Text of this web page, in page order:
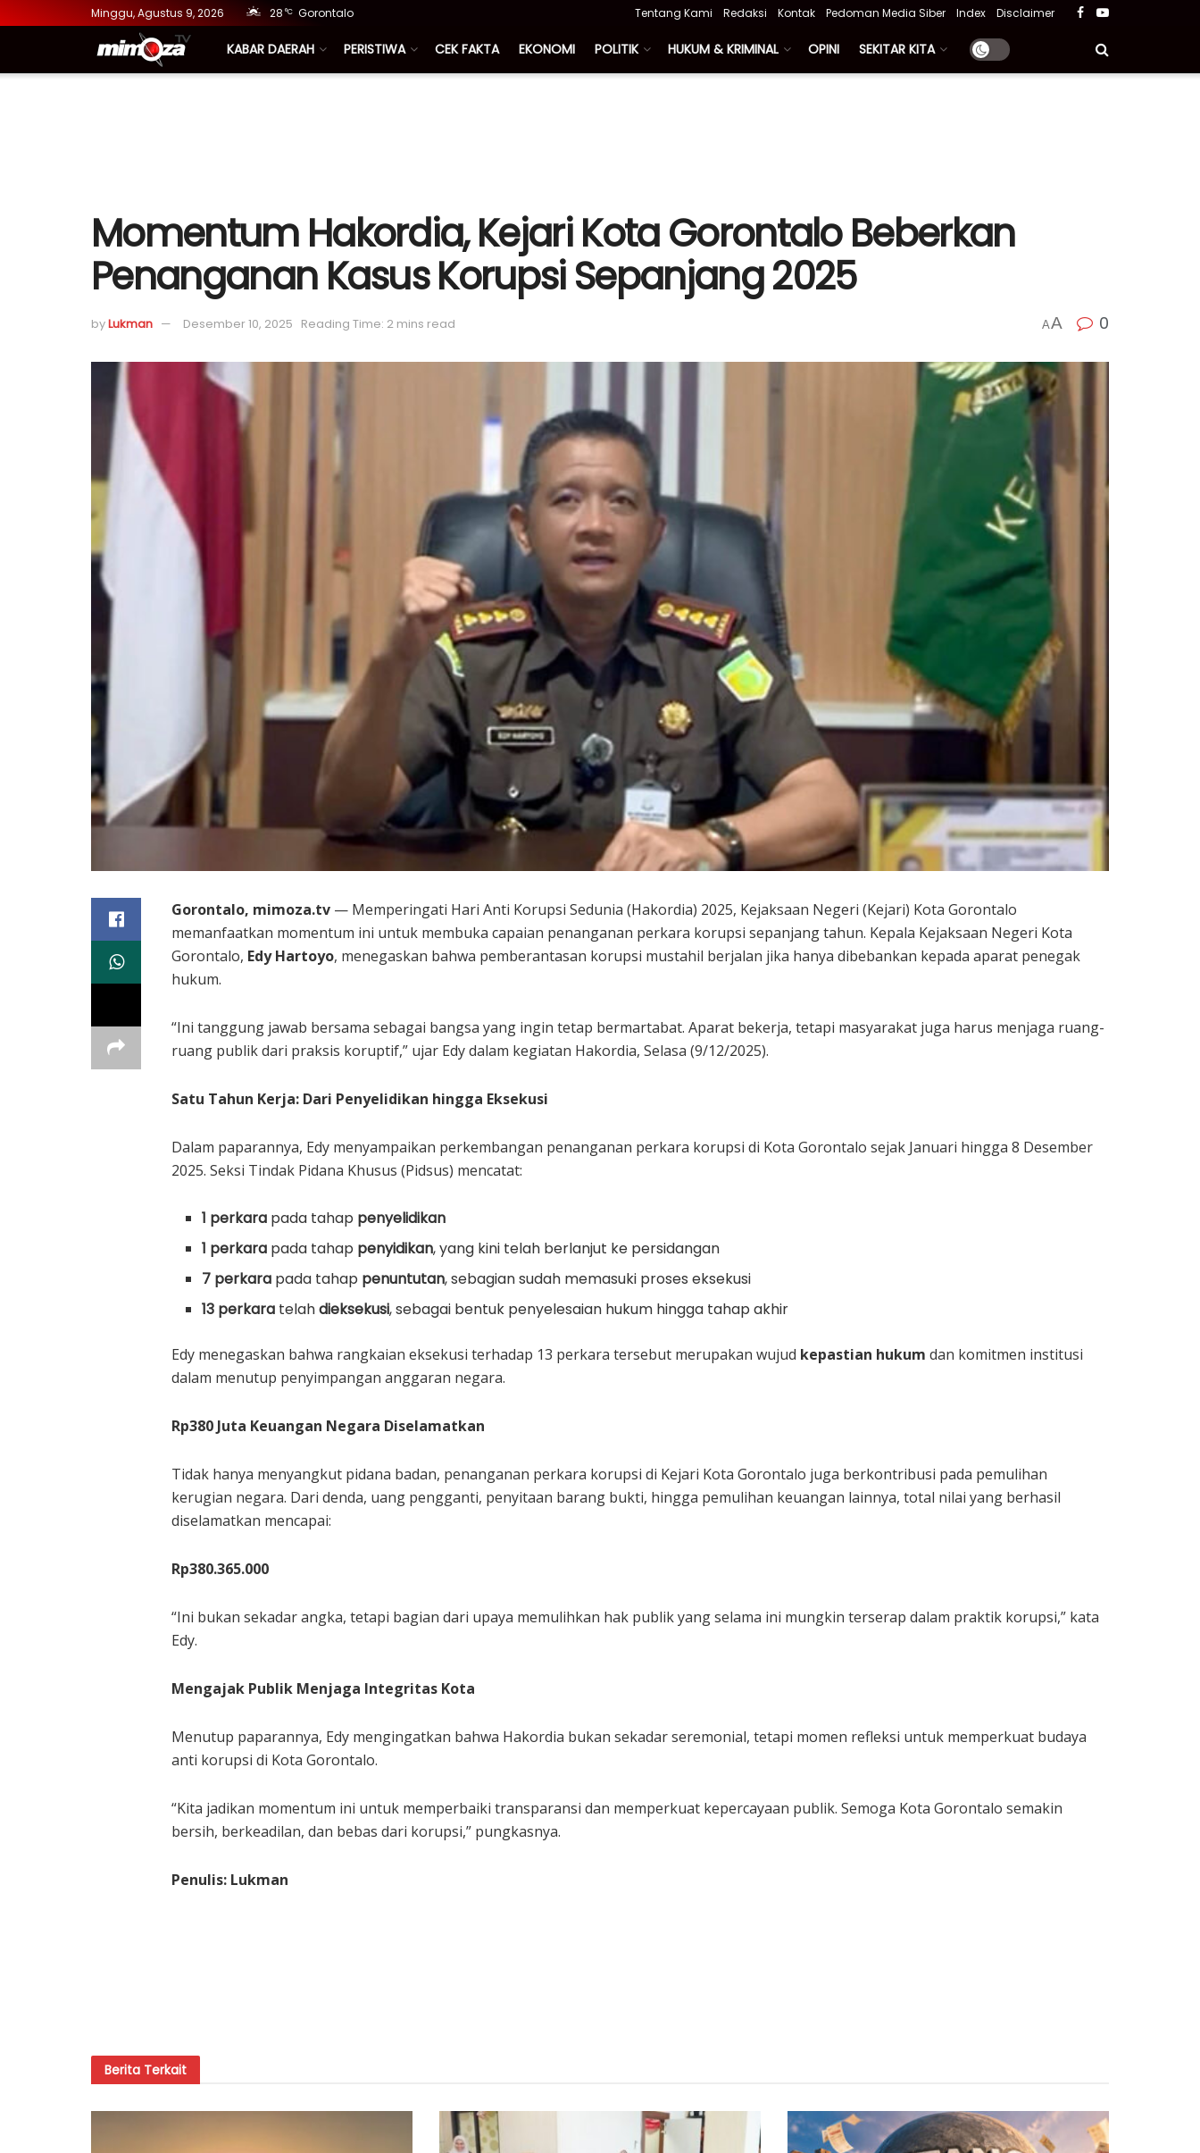
Minggu, Agustus 9, 2026 28 °C Gorontalo Tentang Kami Redaksi Kontak Pedoman Media Siber Index Disclaimer
KABAR DAERAH PERISTIWA CEK FAKTA EKONOMI POLITIK HUKUM & KRIMINAL OPINI SEKITAR KITA
Momentum Hakordia, Kejari Kota Gorontalo Beberkan
Penanganan Kasus Korupsi Sepanjang 2025
byLukman Desember 10, 2025 Reading Time: 2 mins read AA 0
Gorontalo, mimoza.tv — Memperingati Hari Anti Korupsi Sedunia (Hakordia) 2025, Kejaksaan Negeri (Kejari) Kota Gorontalo
memanfaatkan momentum ini untuk membuka capaian penanganan perkara korupsi sepanjang tahun. Kepala Kejaksaan Negeri Kota
Gorontalo, Edy Hartoyo, menegaskan bahwa pemberantasan korupsi mustahil berjalan jika hanya dibebankan kepada aparat penegak
hukum.
“Ini tanggung jawab bersama sebagai bangsa yang ingin tetap bermartabat. Aparat bekerja, tetapi masyarakat juga harus menjaga ruang-
ruang publik dari praksis koruptif,” ujar Edy dalam kegiatan Hakordia, Selasa (9/12/2025).
Satu Tahun Kerja: Dari Penyelidikan hingga Eksekusi
Dalam paparannya, Edy menyampaikan perkembangan penanganan perkara korupsi di Kota Gorontalo sejak Januari hingga 8 Desember
2025. Seksi Tindak Pidana Khusus (Pidsus) mencatat:
1 perkara pada tahap penyelidikan
1 perkara pada tahap penyidikan, yang kini telah berlanjut ke persidangan
7 perkara pada tahap penuntutan, sebagian sudah memasuki proses eksekusi
13 perkara telahdieksekusi, sebagai bentuk penyelesaian hukum hingga tahap akhir
Edy menegaskan bahwa rangkaian eksekusi terhadap 13 perkara tersebut merupakan wujud kepastian hukum dan komitmen institusi
dalam menutup penyimpangan anggaran negara.
Rp380 Juta Keuangan Negara Diselamatkan
Tidak hanya menyangkut pidana badan, penanganan perkara korupsi di Kejari Kota Gorontalo juga berkontribusi pada pemulihan
kerugian negara. Dari denda, uang pengganti, penyitaan barang bukti, hingga pemulihan keuangan lainnya, total nilai yang berhasil
diselamatkan mencapai:
Rp380.365.000
“Ini bukan sekadar angka, tetapi bagian dari upaya memulihkan hak publik yang selama ini mungkin terserap dalam praktik korupsi,” kata
Edy.
Mengajak Publik Menjaga Integritas Kota
Menutup paparannya, Edy mengingatkan bahwa Hakordia bukan sekadar seremonial, tetapi momen refleksi untuk memperkuat budaya
anti korupsi di Kota Gorontalo.
“Kita jadikan momentum ini untuk memperbaiki transparansi dan memperkuat kepercayaan publik. Semoga Kota Gorontalo semakin
bersih, berkeadilan, dan bebas dari korupsi,” pungkasnya.
Penulis: Lukman
Berita Terkait